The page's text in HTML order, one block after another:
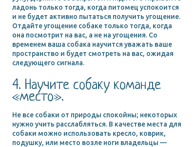
ладонь только тогда, когда питомец успокоится
и не будет активно пытаться получить угощение.
Отдайте угощение собаке только тогда, когда
она посмотрит на вас, а не на угощения. Со
временем ваша собака научится уважать ваше
пространство и будет смотреть на вас, ожидая
следующего сигнала.
4. Научите собаку команде
«место».
Не все собаки от природы спокойны; некоторых
нужно учить расслабляться. В качестве места для
собаки можно использовать кресло, коврик,
подушку, или место возле ноги владельцы —